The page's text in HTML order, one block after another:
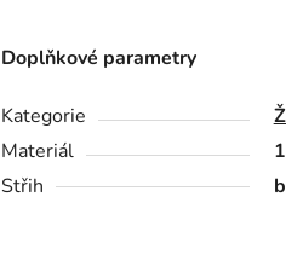
Doplňkové parametry
Kategorie
Materiál
Střih